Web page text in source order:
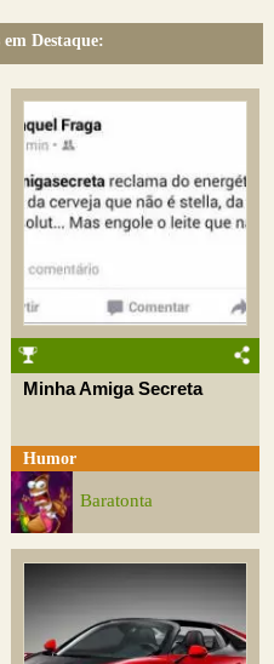
Destaque:
Minha Amiga Secreta
Humor
Baratonta